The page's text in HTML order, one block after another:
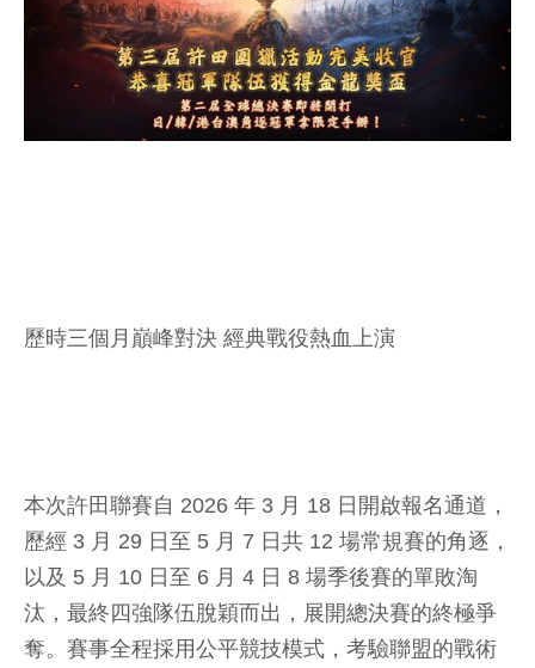
歷時三個月巔峰對決 經典戰役熱血上演
本次許田聯賽自 2026 年 3 月 18 日開啟報名通道，
歷經 3 月 29 日至 5 月 7 日共 12 場常規賽的角逐，
以及 5 月 10 日至 6 月 4 日 8 場季後賽的單敗淘
汰，最終四強隊伍脫穎而出，展開總決賽的終極爭
奪。賽事全程採用公平競技模式，考驗聯盟的戰術